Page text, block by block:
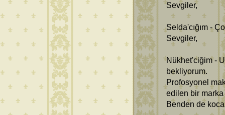
Sevgiler,
Selda'cığım -
Sevgiler,
Nükhet'ciğim -
bekliyorum.
Profosyonel
edilen bir
Benden de